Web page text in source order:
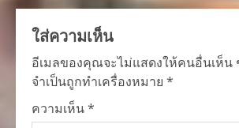
ใส่ความเห็น
อีเมลของคุณจะไม่แสดงให้คนอื่นเห็น
จำเป็นถูกทำเครื่องหมาย *
ความเห็น*